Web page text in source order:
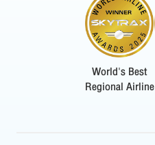
World's Best
Regional Airline